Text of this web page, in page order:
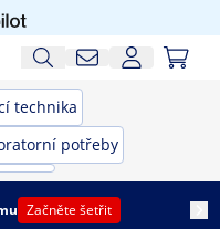
technika
potřeby
Začněte šetřit